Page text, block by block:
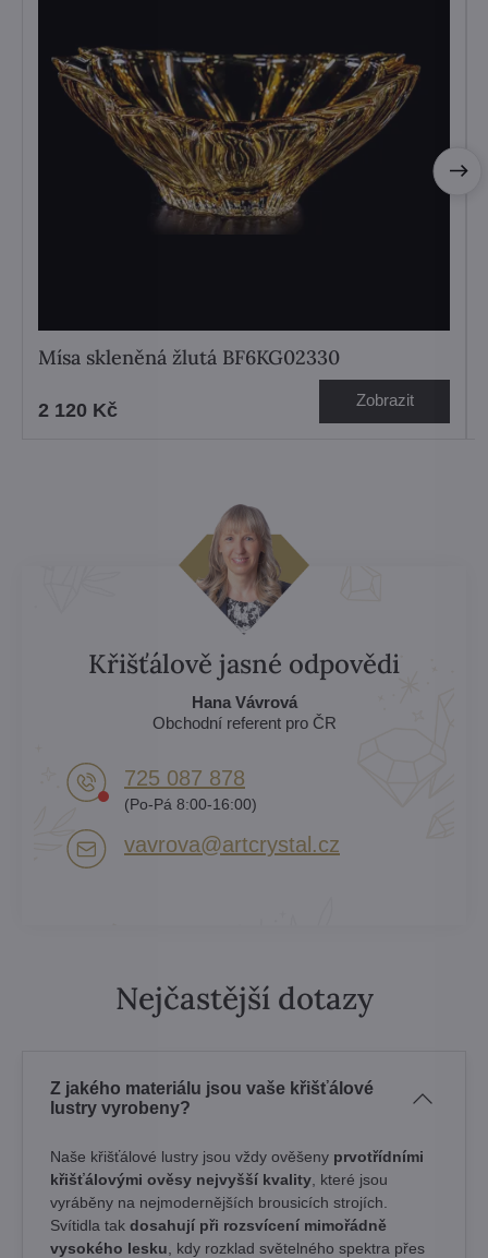
Mísa skleněná žlutá BF6KG02330
2 120 Kč Zobrazit
Křišťálově jasné odpovědi
Hana Vávrová
Obchodní referent pro ČR
725 087 878​
(Po-Pá 8:00-16:00)
vavrova​@artcrystal​.cz
Nejčastější dotazy
Z jakého materiálu jsou vaše křišťálové
lustry vyrobeny?
Naše křišťálové lustry jsou vždy ověšeny prvotřídními
křišťálovými ověsy nejvyšší kvality , které jsou
vyráběny na nejmodernějších brousicích strojích.
Svítidla tak dosahují při rozsvícení mimořádně
vysokého lesku , kdy rozklad světelného spektra přes